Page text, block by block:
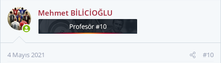
k
i
l
:
Mehmet BİLİCİOĞLU
4 Mayıs 2021 #10